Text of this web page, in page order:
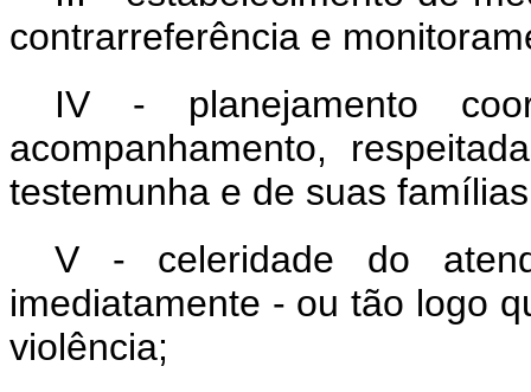
contrarreferência e
IV - planejamento
acompanhamento,
testemunha e de suas
V - celeridade do
imediatamente - ou tão logo
violência;